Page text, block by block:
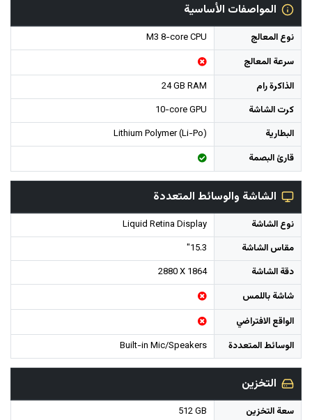
المواصفات الأساسية
نوع المعالج
M3 8-core CPU
سرعة المعالج
الذاكرة رام
24 GB RAM
كرت الشاشة
10-core GPU
البطارية
Lithium Polymer (Li-Po)
قارئ البصمة
الشاشة والوسائط المتعددة
نوع الشاشة
Liquid Retina Display
مقاس الشاشة
15.3"
دقة الشاشة
2880 X 1864
شاشة باللمس
الواقع الافتراضي
الوسائط المتعددة
Built-in Mic/Speakers
التخزين
سعة التخزين
512 GB